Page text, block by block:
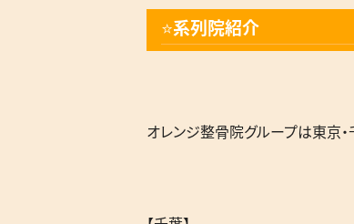
⭐️系列院紹介
オレンジ整骨院グループは東京